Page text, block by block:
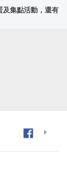
及集點活動，還有